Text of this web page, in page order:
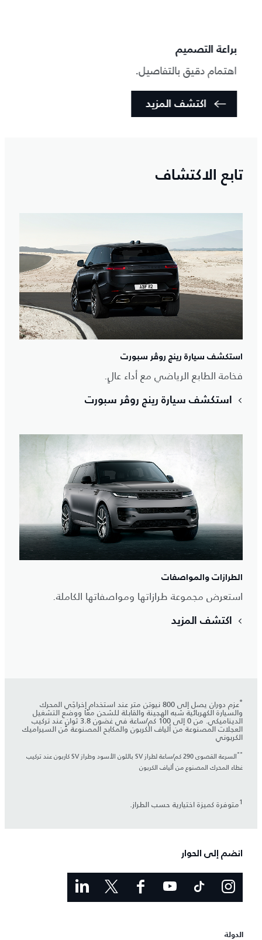
براعة التصميم
اهتمام دقيق بالتفاصيل.
اكتشف المزيد
تابع الاكتشاف
استكشف سيارة رينج روڤر سبورت
فخامة الطابع الرياضي مع أداء عالٍ.
استكشف سيارة رينج روڤر سبورت
الطرازات والمواصفات
استعرض مجموعة طرازاتها ومواصفاتها الكاملة.
اكتشف المزيد
* عزم دوران يصل إلى 800 نيوتن متر عند استخدام إخراجَي المحرك
والسيارة الكهربائية شبه الهجينة والقابلة للشحن معًا ووضع التشغيل
الديناميكي. من 0 إلى 100 كم/ساعة في غضون 3.8 ثوانٍ عند تركيب
العجلات المصنوعة من ألياف الكربون والمكابح المصنوعة من السيراميك
الكربوني
**
السرعة القصوى 290 كم/ساعة لطراز SV باللون الأسود وطراز SV كاربون عند تركيب
غطاء المحرك المصنوع من ألياف الكربون
1متوفرة كميزة اختيارية حسب الطراز.
انضم إلى الحوار
الدولة